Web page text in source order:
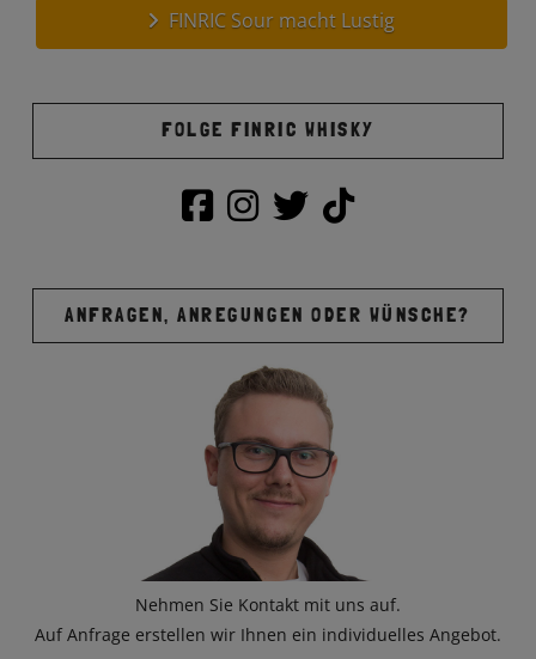
FINRIC Sour macht Lustig
FOLGE FINRIC WHISKY
ANFRAGEN, ANREGUNGEN ODER WÜNSCHE?
Nehmen Sie Kontakt mit uns auf.
Auf Anfrage erstellen wir Ihnen ein individuelles Angebot.